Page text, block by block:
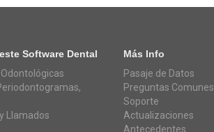
Software Dental
Llamados
Más Info
Pasaje de Datos
Preguntas Comunes
Soporte
Actualizaciones
Antecedentes